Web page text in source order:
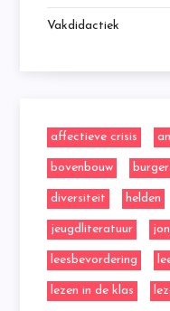
Vakdidactiek
affectieve crisis
bovenbouw
diversiteit helden
jeugdliteratuur
leesbevordering
lezen in de klas